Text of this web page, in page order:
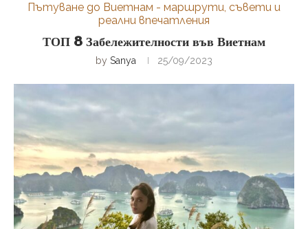
Пътуване до Виетнам - маршрути, съвети и
реални впечатления
ТОП 8 Забележителности във Виетнам
by Sanya 25/09/2023